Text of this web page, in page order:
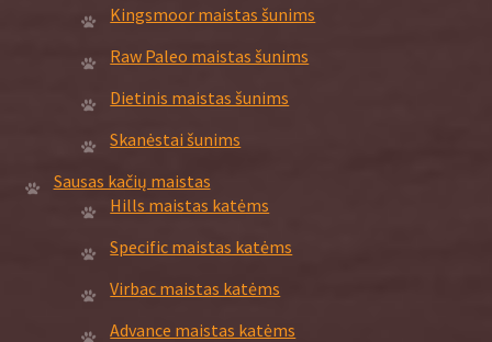
Kingsmoor maistas šunims
Raw Paleo maistas šunims
Dietinis maistas šunims
Skanėstai šunims
Sausas kačių maistas
Hills maistas katėms
Specific maistas katėms
Virbac maistas katėms
Advance maistas katėms